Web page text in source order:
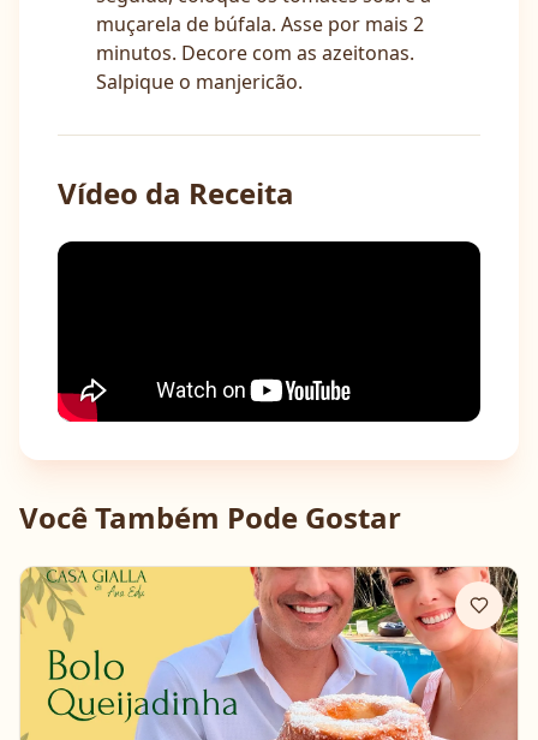
muçarela de búfala. Asse por mais 2
minutos. Decore com as azeitonas.
Salpique o manjericão.
Vídeo da Receita
Você Também Pode Gostar